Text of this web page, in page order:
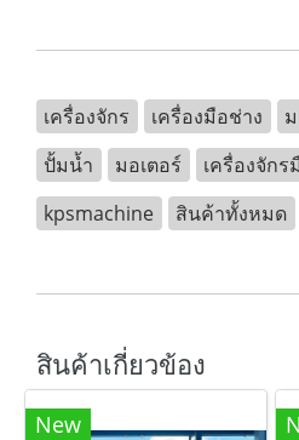
เครื่องจักร เครื่องมือช่าง
ปั้มน้ำ
มอเตอร์ เครื่องจักร
kpsmachine
สินค้าทั้งหมด
สินค้าเกี่ยวข้อง
New